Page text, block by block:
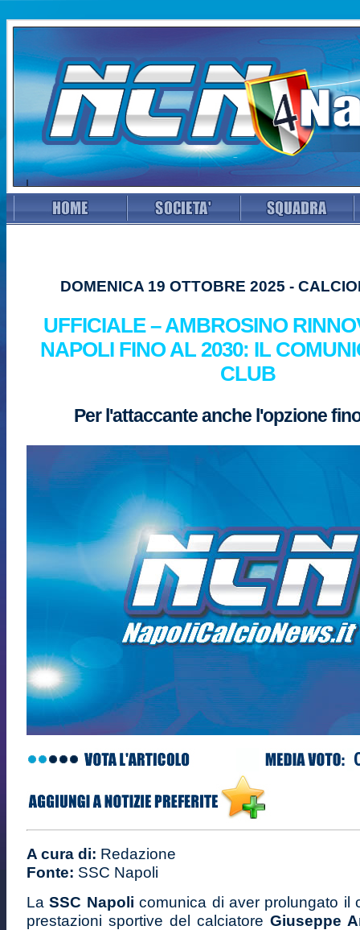
DOMENICA 19 OTTOBRE 2025 -
UFFICIALE – AMBROSINO
NAPOLI FINO AL 2030: IL
CLUB
Per l'attaccante anche l'opzione
A cura di: Redazione
Fonte: SSC Napoli
LaSSC Napolicomunica di aver prolungato il
prestazioni sportive del calciatore Giuseppe